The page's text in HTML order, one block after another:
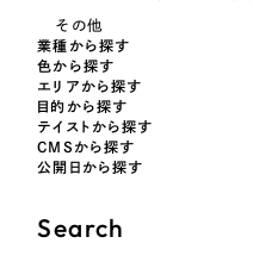
パープル・紫色
ピンク・桃色
カラフル・多色
その他
その他
業種から探す
色から探す
エリアから探す
目的から探す
テイストから探す
CMSから探す
公開日から探す
Search